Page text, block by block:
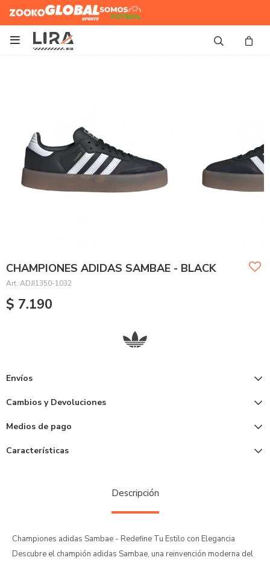
Zooko Global Sports
Somos
Futbol

CHAMPIONES ADIDAS SAMBAE - BLACK
ADJI1350-1032
$ 7.190
Envíos
Cambios y Devoluciones
Medios de pago
Características
Descripción
Championes adidas Sambae - Redefine Tu Estilo con Elegancia
Descubre el champión adidas Sambae, una reinvención moderna del